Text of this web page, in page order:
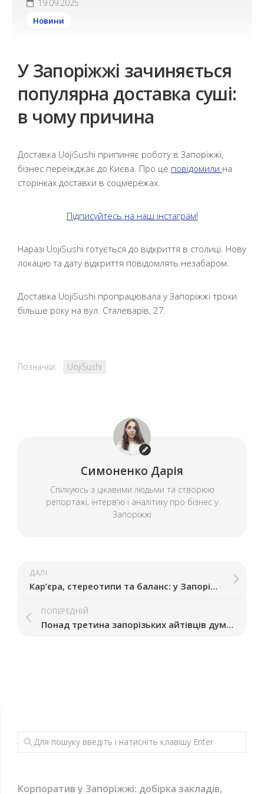
19.09.2025
Новини
У Запоріжжі зачиняється
популярна доставка суші:
в чому причина
Доставка UojiSushi припиняє роботу в Запоріжжі,
бізнес переїжджає до Києва. Про це повідомили на
сторінках доставки в соцмережах.
Підписуйтесь на наш інстаграм!
Наразі UojiSushi готується до відкриття в столиці. Нову
локацію та дату відкриття повідомлять незабаром.
Доставка UojiSushi пропрацювала у Запоріжжі трохи
більше року на вул. Сталеварів, 27.
Позначки: UojiSushi
Симоненко Дарія
Спілкуюсь з цікавими людьми та створюю
репортажі, інтерв'ю і аналітику про бізнес у
Запоріжжі
ДАЛІ
Кар’єра, стереотипи та баланс: у Запоріжжі підприємиці поділяться своїми історіями
ПОПЕРЕДНІЙ
Понад третина запорізьких айтівців думає або планує емігрувати – опитування
Корпоратив у Запоріжжі: добірка закладів,